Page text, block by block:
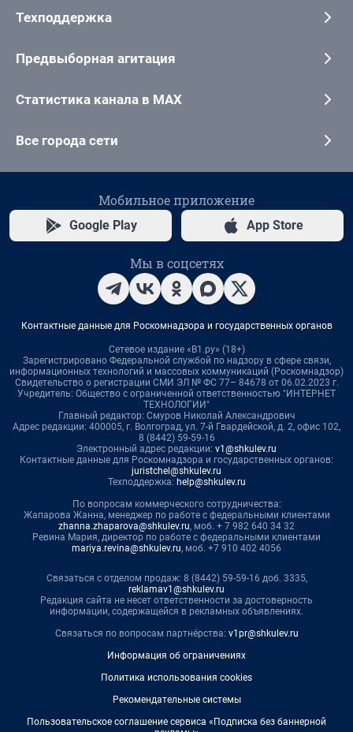
Техподдержка
Предвыборная агитация
Статистика канала в MAX
Все города сети
Мобильное приложение
Google Play App Store
Мы в соцсетях
Контактные данные для Роскомнадзора и государственных органов
Сетевое издание «В1.ру» (18+)
Зарегистрировано Федеральной службой по надзору в сфере связи,
информационных технологий и массовых коммуникаций (Роскомнадзор)
Свидетельство о регистрации СМИ ЭЛ № ФС 77– 84678 от 06.02.2023 г.
Учредитель: Общество с ограниченной ответственностью "ИНТЕРНЕТ
ТЕХНОЛОГИИ"
Главный редактор: Смуров Николай Александрович
Адрес редакции: 400005, г. Волгоград, ул. 7-й Гвардейской, д. 2, офис 102,
8 (8442) 59-59-16
Электронный адрес редакции: v1@shkulev.ru
Контактные данные для Роскомнадзора и государственных органов:
juristchel@shkulev.ru
Техподдержка: help@shkulev.ru
По вопросам коммерческого сотрудничества:
Жапарова Жанна, менеджер по работе с федеральными клиентами
zhanna.zhaparova@shkulev.ru, моб. + 7 982 640 34 32
Ревина Мария, директор по работе с федеральными клиентами
mariya.revina@shkulev.ru, моб. +7 910 402 4056
Связаться с отделом продаж: 8 (8442) 59-59-16 доб. 3335,
reklamav1@shkulev.ru
Редакция сайта не несет ответственности за достоверность
информации, содержащейся в рекламных объявлениях.
Связаться по вопросам партнёрства: v1pr@shkulev.ru
Информация об ограничениях
Политика использования cookies
Рекомендательные системы
Пользовательское соглашение сервиса «Подписка без баннерной